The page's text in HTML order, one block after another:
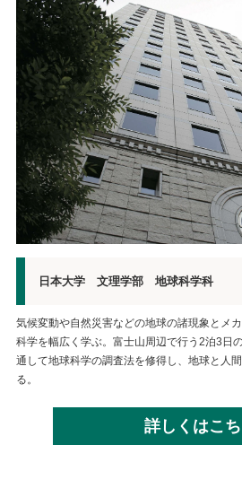
日本大学 文理学部 地球科学科
気候変動や自然災害などの地球の諸現象とメ
科学を幅広く学ぶ。富士山周辺で行う2泊3日
通して地球科学の調査法を修得し、地球と人
る。
詳しくはこ